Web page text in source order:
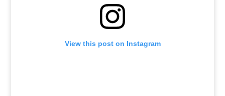
View this post on Instagram